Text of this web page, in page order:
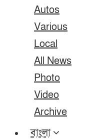
Autos
Various
Local
All News
Photo
Video
Archive
বাংলা